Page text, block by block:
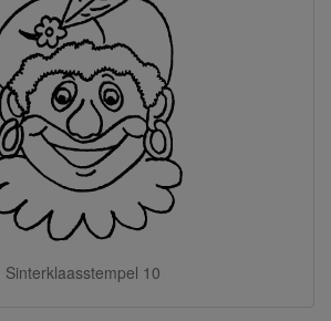
Sinterklaasstempel 10